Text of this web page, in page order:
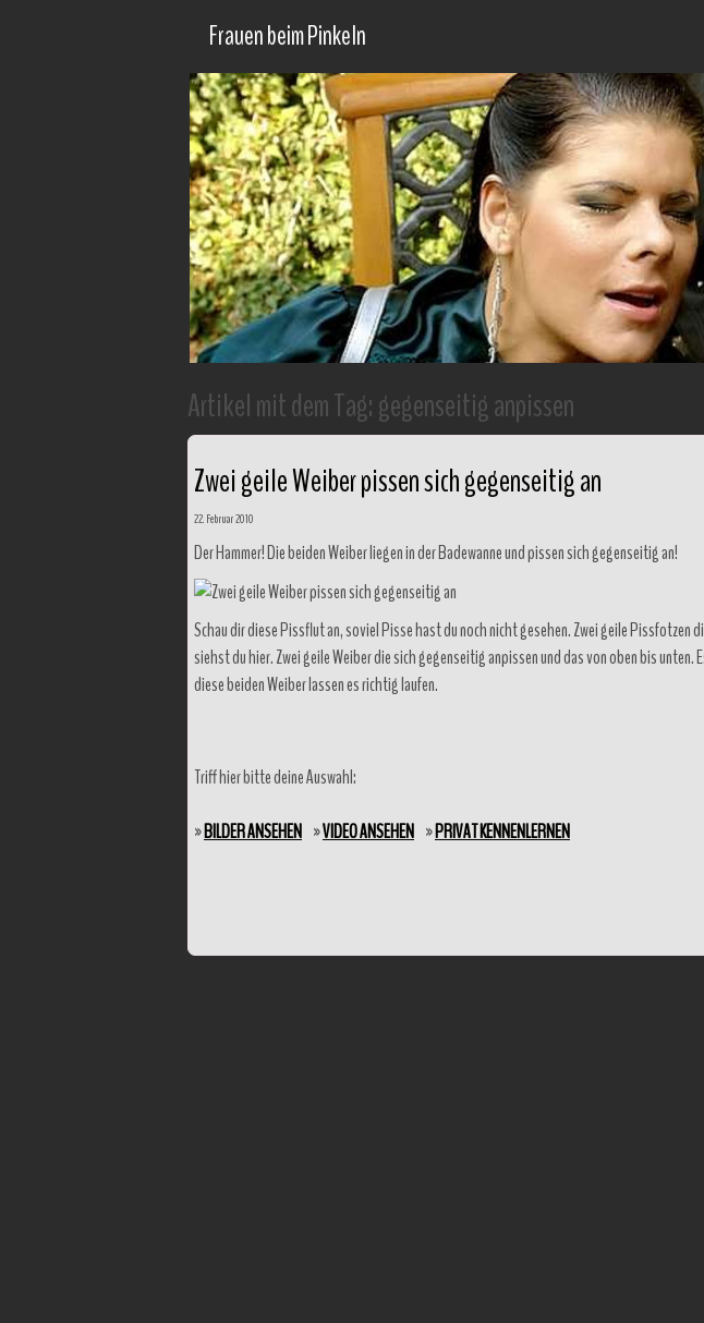
Frauen beim Pinkeln
Artikel mit dem Tag:gegenseitig anpissen
Zwei geile Weiber pissen sich gegenseitig an
22. Februar 2010
Der Hammer! Die beiden Weiber liegen in der Badewanne und pissen sich gegenseitig an!
Schau dir diese Pissflut an, soviel Pisse hast du noch nicht gesehen. Zwei geile Pissfotzen
siehst du hier. Zwei geile Weiber die sich gegenseitig anpissen und das von oben bis unten.
diese beiden Weiber lassen es richtig laufen.
Triff hier bitte deine Auswahl:
»BILDER ANSEHEN »VIDEO ANSEHEN »PRIVAT KENNENLERNEN